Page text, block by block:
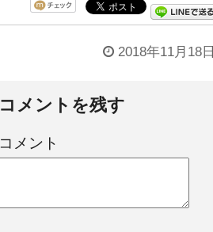
2018年11月18日
コメントを残す
コメント